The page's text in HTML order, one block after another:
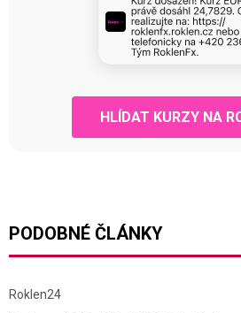
HLÍDAT KURZY NA
PODOBNÉ ČLÁNKY
Roklen24